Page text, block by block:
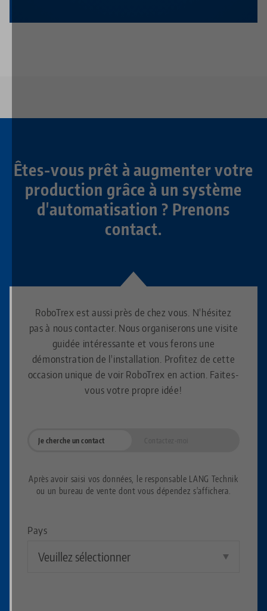
Êtes-vous prêt à augmenter votre
production grâce à un système
d'automatisation ? Prenons
contact.
RoboTrex est aussi près de chez vous. N'hésitez
pas à nous contacter. Nous organiserons une visite
guidée intéressante et vous ferons une
démonstration de l'installation. Profitez de cette
occasion unique de voir RoboTrex en action. Faites-
vous votre propre idée!
Je cherche un contact Contactez-moi
Après avoir saisi vos données, le responsable LANG Technik
ou un bureau de vente dont vous dépendez s'affichera.
Pays